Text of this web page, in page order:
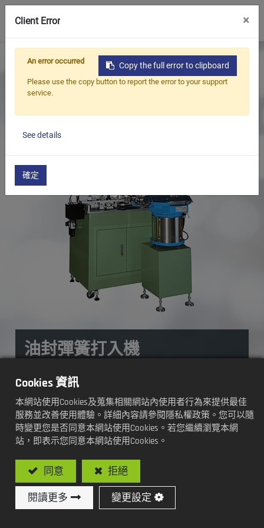
首頁 產品
油封,軸封整修機系列
油封彈簧/鋼圈裝入機系列
油封彈簧打入機
油封彈簧打入機
型號: SY-AS107 / 全自動油封彈簧打入專用機
加工方式及功能:
自動彈簧打入
加入詢價車
Cookies 資訊
本網站使用Cookies及蒐集相關網站內使用者行為來提供最佳
服務並改善使用體驗。詳細內容請參閱隱私權政策。您可以隨
時變更您是否同意本網站使用Cookies。若您繼續瀏覽本網
站，即表示您同意本網站使用Cookies。
同意 拒絕
閱讀更多 變更設定
Client Error ×
Copy the full error to clipboard
An error occurred
Please use the copy button to report the error to your support
service.
See details
確定